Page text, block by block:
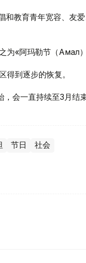
和教育青年宽容、友
为«阿玛勒节（Амал）
得到逐步的恢复。
会一直持续至3月结束
节日 社会